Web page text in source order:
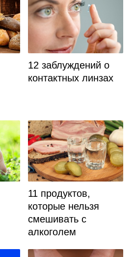
12 заблуждений о
контактных линзах
11 продуктов,
которые нельзя
смешивать с
алкоголем